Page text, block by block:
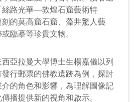
絲路光華—敦煌石窟藝術特
的莫高窟石窟、藻井驚人藝
臨摹等珍貴文物。
西亞拉曼大學博士生楊嘉儀以列
發行郵票的佛教遺跡為例，探討
的角色和影響，為理解圖像記
播提供新的視角和啟示。
專題
大學哲學系教授 37
專題